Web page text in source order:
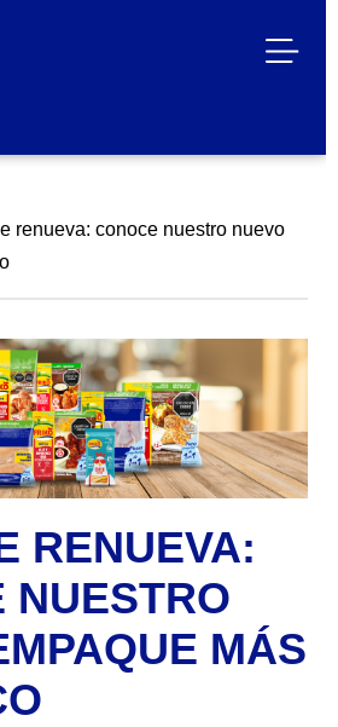
renueva: conoce nuestro nuevo
RENUEVA:
NUESTRO
MÁS